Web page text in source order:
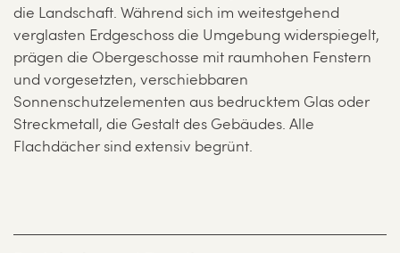
die Landschaft. Während sich im weitestgehend
verglasten Erdgeschoss die Umgebung widerspiegelt,
prägen die Obergeschosse mit raumhohen Fenstern
und vorgesetzten, verschiebbaren
Sonnenschutzelementen aus bedrucktem Glas oder
Streckmetall, die Gestalt des Gebäudes. Alle
Flachdächer sind extensiv begrünt.